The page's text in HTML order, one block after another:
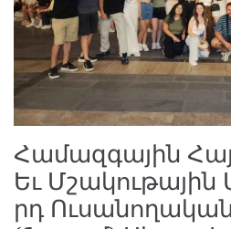
Համազգային
Եւ Մշակութային
րդ